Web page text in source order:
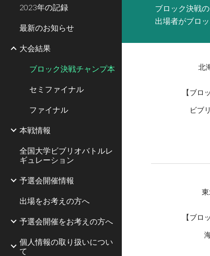
2023年の記録
最新のお知らせ
大会結果
ブロック決戦チャンプ本
セミファイナル
ファイナル
本戦情報
全国大学ビブリオバトルレ
ギュレーション
予選会開催情報
出場をお考えの方へ
予選会開催をお考えの方へ
個人情報の取り扱いについ
て
ブロック決戦
出場者がブロ
北
【ブロ
ビブ
【ブロ